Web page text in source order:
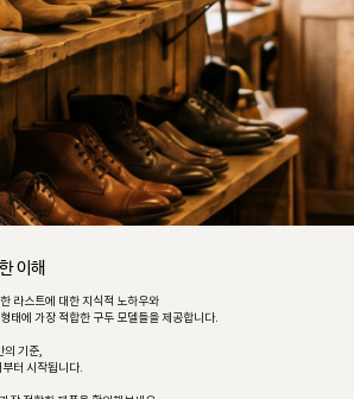
이해
라스트에 대한 지식적 노하우와
태에 가장 적합한 구두 모델들을 제공합니다.
의 기준,
터 시작됩니다.